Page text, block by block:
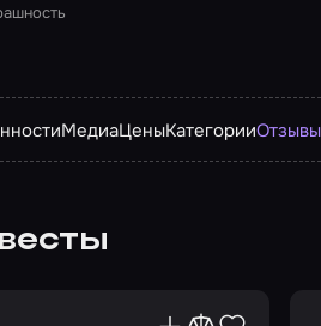
МедиаЦеныКатегорииОтзывы